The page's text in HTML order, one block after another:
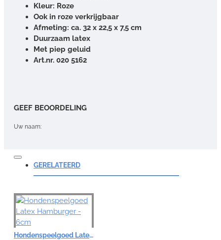
Kleur: Roze
Ook in roze verkrijgbaar
Afmeting: ca. 32 x 22,5 x 7,5 cm
Duurzaam latex
Met piep geluid
Art.nr. 020 5162
GEEF BEOORDELING
Uw naam:
Opmerking:
Note:
Waardering:
GERELATEERD
Hondenspeelgoed Latex Hamburger - 6cm